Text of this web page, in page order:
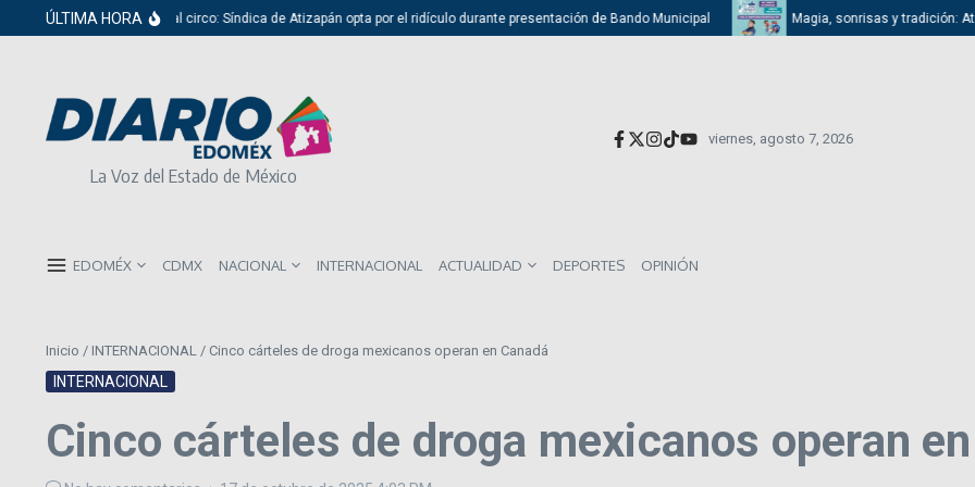
Saltar al contenido
ÚLTIMA HORA
Del cabildo al circo: Síndica de Atizapán opta por el ridículo durante presentación de Bando Municipal Magia, sonrisas y tradición:
La Voz del Estado de México
viernes, agosto 7, 2026
EDOMÉX CDMX NACIONAL INTERNACIONAL ACTUALIDAD DEPORTES OPINIÓN
Inicio / INTERNACIONAL / Cinco cárteles de droga mexicanos operan en Canadá
INTERNACIONAL
Cinco cárteles de droga mexicanos operan